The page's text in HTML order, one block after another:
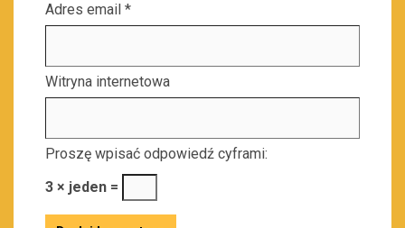
Adres email *
Witryna internetowa
Proszę wpisać odpowiedź cyframi:
3 × jeden =